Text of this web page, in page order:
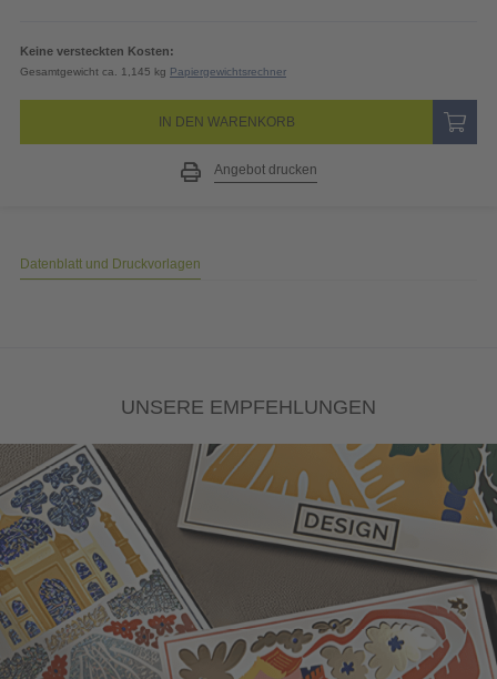
Keine versteckten Kosten:
Gesamtgewicht ca. 1,145 kg Papiergewichtsrechner
IN DEN WARENKORB
Angebot drucken
Datenblatt und Druckvorlagen
UNSERE EMPFEHLUNGEN